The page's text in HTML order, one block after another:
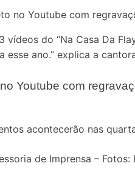
vídeos do “Na Casa Da
esse ano.” explica a
Youtube com
acontecerão nas
de Imprensa –